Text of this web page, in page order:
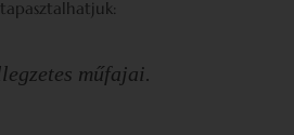
műfajai.